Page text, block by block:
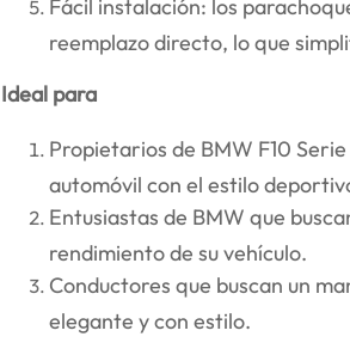
Fácil instalación: los
reemplazo directo, lo que
Ideal para
Propietarios de BMW F10
automóvil con el estilo
Entusiastas de BMW que
rendimiento de su vehículo.
Conductores que buscan un
elegante y con estilo.